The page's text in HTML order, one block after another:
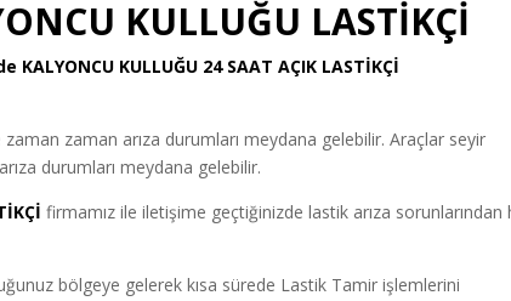
KULLUĞU LASTİKÇİ
KULLUĞU 24 SAAT AÇIK LASTİKÇİ
zaman arıza durumları meydana gelebilir. Araçlar seyir
durumları meydana gelebilir.
firmamız ile iletişime geçtiğinizde lastik arıza sorunlarından
bölgeye gelerek kısa sürede Lastik Tamir işlemlerini